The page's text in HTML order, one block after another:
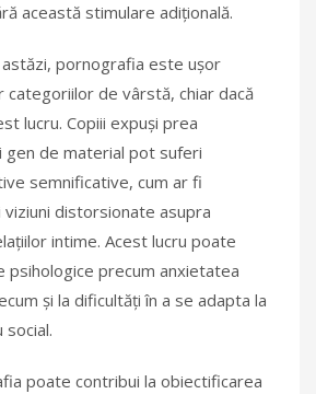
această stimulare adițională.
pornografia este ușor
categoriilor de vârstă, chiar dacă
lucru. Copiii expuși prea
gen de material pot suferi
semnificative, cum ar fi
distorsionate asupra
intime. Acest lucru poate
psihologice precum anxietatea
și la dificultăți în a se adapta la
social.
poate contribui la obiectificarea